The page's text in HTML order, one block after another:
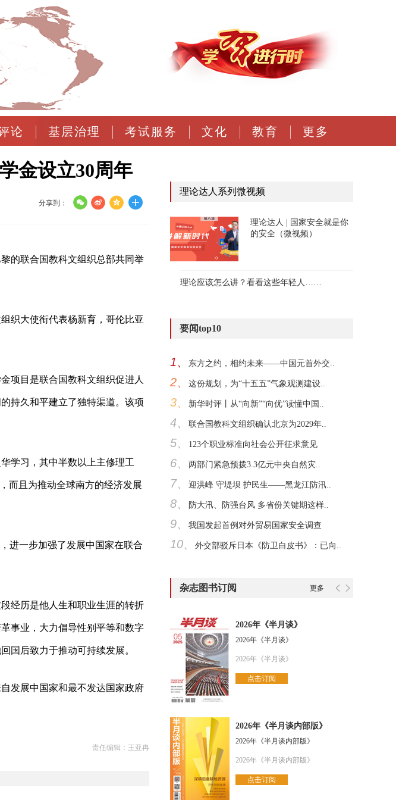
论 基层治理 考试服务 文化 教育 更多
金设立30周年
分享到：
的联合国教科文组织总部共同举
织大使衔代表杨新育，哥伦比亚
项目是联合国教科文组织促进人
持久和平建立了独特渠道。该项
学习，其中半数以上主修理工
而且为推动全球南方的经济发展
进一步加强了发展中国家在联合
经历是他人生和职业生涯的转折
事业，大力倡导性别平等和数字
国后致力于推动可持续发展。
发展中国家和最不发达国家政府
责任编辑：王亚冉
理论达人系列微视频
理论达人 | 国家安全就是你
的安全（微视频）
理论应该怎么讲？看看这些年轻人……
要闻top10
1、 东方之约，相约未来——中国元首外交..
2、 这份规划，为“十五五”气象观测建设..
3、 新华时评丨从“向新”“向优”读懂中国..
4、 联合国教科文组织确认北京为2029年..
5、 123个职业标准向社会公开征求意见
6、 两部门紧急预拨3.3亿元中央自然灾..
7、 迎洪峰 守堤坝 护民生——黑龙江防汛..
8、 防大汛、防强台风 多省份关键期这样..
9、 我国发起首例对外贸易国家安全调查
10、 外交部驳斥日本《防卫白皮书》：已向..
杂志图书订阅 更多
2026年《半月谈》
2026年《半月谈》
2026年《半月谈》
点击订阅
2026年《半月谈内部版》
2026年《半月谈内部版》
2026年《半月谈内部版》
点击订阅